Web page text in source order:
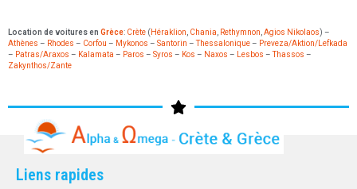
Location de voitures en Grèce: Crète ( Héraklion Chania Rethymnon Agios Nikolaos) –
Athènes – Rhodes – Corfou – Mykonos – Santorin –Thessalonique– Preveza/Aktion/Lefkada
– Patras/Araxos – Kalamata – Paros – Syros – Kos – Naxos – Lesbos –Thassos –
Zakynthos/Zante
Liens rapides